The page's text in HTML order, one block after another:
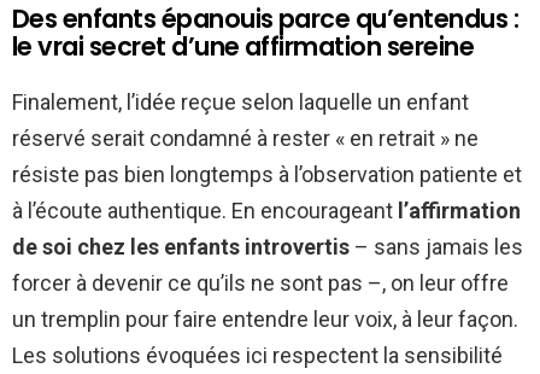
Des enfants épanouis parce qu’entendus :
le vrai secret d’une affirmation sereine
Finalement, l’idée reçue selon laquelle un enfant
réservé serait condamné à rester « en retrait » ne
résiste pas bien longtemps à l’observation patiente et
à l’écoute authentique. En encourageant l’affirmation
de soi chez les enfants introvertis – sans jamais les
forcer à devenir ce qu’ils ne sont pas –, on leur offre
un tremplin pour faire entendre leur voix, à leur façon.
Les solutions évoquées ici respectent la sensibilité